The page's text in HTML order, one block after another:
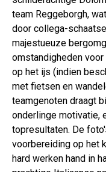
team Reggeborgh,
door collega-
majestueuze
omstandigheden
op het ijs (indien
met fietsen en
teamgenoten draagt
onderlinge motivatie,
topresultaten. De
voorbereiding op het
hard werken hand in